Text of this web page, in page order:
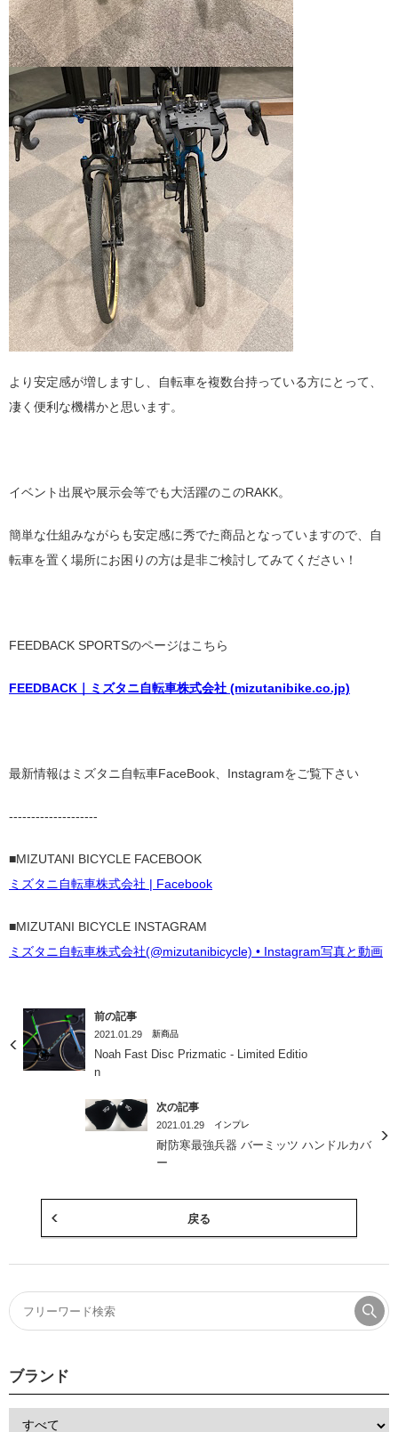
より安定感が増しますし、自転車を複数台持っている方にとって、
凄く便利な機構かと思います。
イベント出展や展示会等でも大活躍のこのRAKK。
簡単な仕組みながらも安定感に秀でた商品となっていますので、自
転車を置く場所にお困りの方は是非ご検討してみてください！
FEEDBACK SPORTSのページはこちら
FEEDBACK｜ミズタニ自転車株式会社 (mizutanibike.co.jp)
最新情報はミズタニ自転車FaceBook、Instagramをご覧下さい
--------------------
■MIZUTANI BICYCLE FACEBOOK
ミズタニ自転車株式会社 | Facebook
■MIZUTANI BICYCLE INSTAGRAM
ミズタニ自転車株式会社(@mizutanibicycle) • Instagram写真と動画
前の記事
2021.01.29 新商品
Noah Fast Disc Prizmatic - Limited Editio
n
次の記事
2021.01.29 インプレ
耐防寒最強兵器 バーミッツ ハンドルカバ
ー
戻る
ブランド